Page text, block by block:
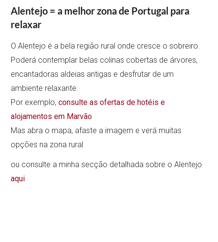
Alentejo = a melhor zona de Portugal para
relaxar
O Alentejo é a bela região rural onde cresce o sobreiro.
Poderá contemplar belas colinas cobertas de árvores,
encantadoras aldeias antigas e desfrutar de um
ambiente relaxante.
Por exemplo,consulte as ofertas de hotéis e
alojamentos em Marvão
Mas abra o mapa, afaste a imagem e verá muitas
opções na zona rural
ou consulte a minha secção detalhada sobre o Alentejo
aqui